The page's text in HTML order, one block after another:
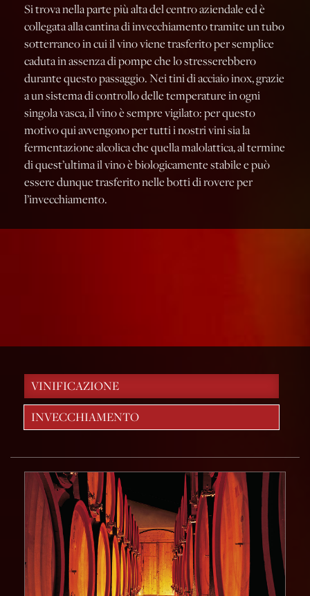
Si trova nella parte più alta del centro aziendale ed è
collegata alla cantina di invecchiamento tramite un tubo
sotterraneo in cui il vino viene trasferito per semplice
caduta in assenza di pompe che lo stresserebbero
durante questo passaggio. Nei tini di acciaio inox, grazie
a un sistema di controllo delle temperature in ogni
singola vasca, il vino è sempre vigilato: per questo
motivo qui avvengono per tutti i nostri vini sia la
fermentazione alcolica che quella malolattica, al termine
di quest’ultima il vino è biologicamente stabile e può
essere dunque trasferito nelle botti di rovere per
l’invecchiamento.
VINIFICAZIONE
INVECCHIAMENTO